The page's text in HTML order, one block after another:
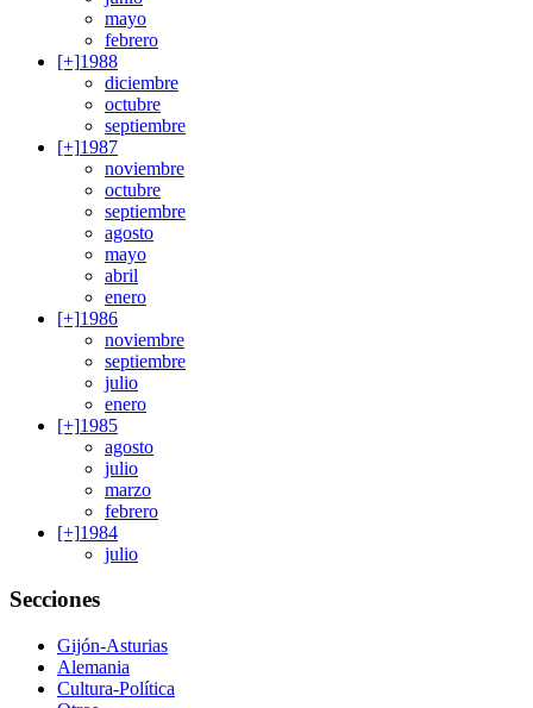
mayo
febrero
[+]1988
diciembre
octubre
septiembre
[+]1987
noviembre
octubre
septiembre
agosto
mayo
abril
enero
[+]1986
noviembre
septiembre
julio
enero
[+]1985
agosto
julio
marzo
febrero
[+]1984
julio
Secciones
Gijón-Asturias
Alemania
Cultura-Política